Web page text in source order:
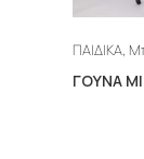
ΠΑΙΔΙΚΑ,
ΓΟΥΝΑ